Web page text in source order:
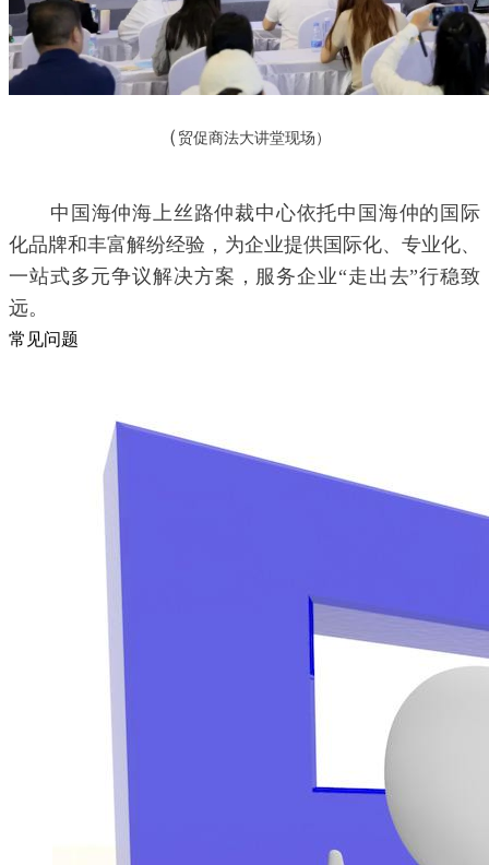
（ 贸促商法大讲堂现场）
中国海仲海上丝路仲裁中心依托中国海仲的国际
化品牌和丰富解纷经验，为企业提供国际化、专业化、
一站式多元争议解决方案，服务企业“走出去”行稳致
远。
常见问题